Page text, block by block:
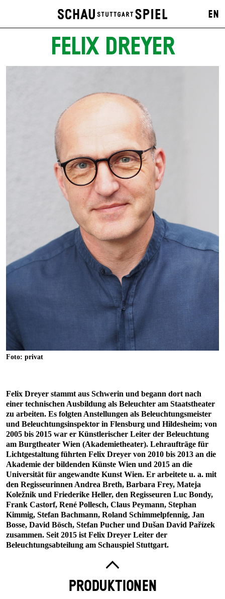
EN
FELIX DREYER
Foto: privat
Felix Dreyer stammt aus Schwerin und begann dort nach
einer technischen Ausbildung als Beleuchter am Staatstheater
zu arbeiten. Es folgten Anstellungen als Beleuchtungsmeister
und Beleuchtungsinspektor in Flensburg und Hildesheim; von
2005 bis 2015 war er Künstlerischer Leiter der Beleuchtung
am Burgtheater Wien (Akademietheater). Lehraufträge für
Lichtgestaltung führten Felix Dreyer von 2010 bis 2013 an die
Akademie der bildenden Künste Wien und 2015 an die
Universität für angewandte Kunst Wien. Er arbeitete u. a. mit
den Regisseurinnen Andrea Breth, Barbara Frey, Mateja
Koležnik und Friederike Heller, den Regisseuren Luc Bondy,
Frank Castorf, René Pollesch, Claus Peymann, Stephan
Kimmig, Stefan Bachmann, Roland Schimmelpfennig, Jan
Bosse, David Bösch, Stefan Pucher und Dušan David Pařízek
zusammen. Seit 2015 ist Felix Dreyer Leiter der
Beleuchtungsabteilung am Schauspiel Stuttgart.
PRODUKTIONEN